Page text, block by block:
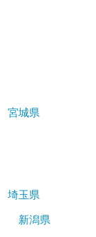
宮城県
埼玉県
新潟県